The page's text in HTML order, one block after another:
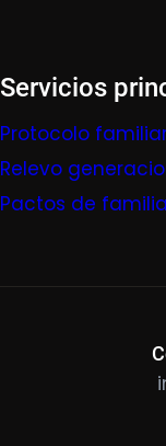
Servicios
Protocolo
Relevo
Pactos de familia